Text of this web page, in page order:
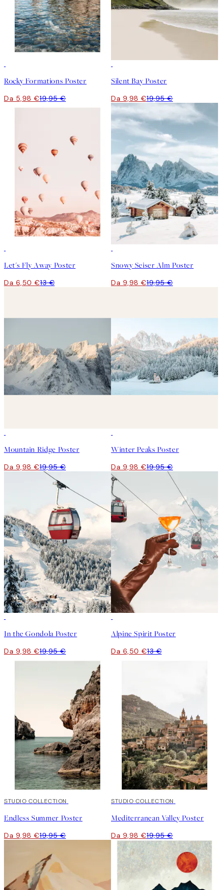
Rocky Formations Poster
Da 5,98 €19,95 €
Silent Bay Poster
Da 9,98 €19,95 €
Let's Fly Away Poster
Da 6,50 €13 €
Snowy Seiser Alm Poster
Da 9,98 €19,95 €
Mountain Ridge Poster
Da 9,98 €19,95 €
Winter Peaks Poster
Da 9,98 €19,95 €
In the Gondola Poster
Da 9,98 €19,95 €
Alpine Spirit Poster
Da 6,50 €13 €
50%*
STUDIO COLLECTION
Endless Summer Poster
Da 9,98 €19,95 €
50%*
STUDIO COLLECTION
Mediterranean Valley Poster
Da 9,98 €19,95 €